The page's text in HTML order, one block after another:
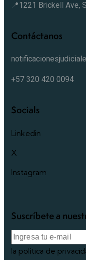
📍1221 Brickell Ave,
Contáctanos
+57 320 420 0094
Socials
Linkedin
X
Instagram
Suscríbete a
la política de